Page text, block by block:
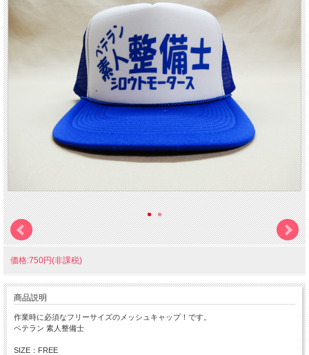
価格:750円(非課税)
商品説明
作業時に必須なフリーサイズのメッシュキャップ！です。
ベテラン 素人整備士
SIZE：FREE